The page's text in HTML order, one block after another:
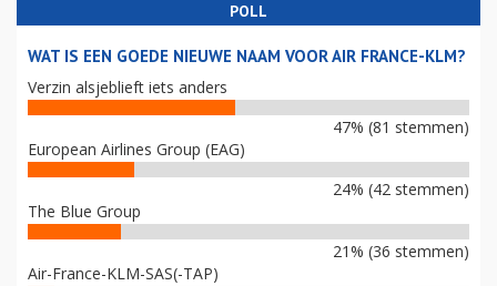
POLL
WAT IS EEN GOEDE NIEUWE NAAM VOOR AIR FRANCE-KLM?
Verzin alsjeblieft iets anders
47% (81 stemmen)
European Airlines Group (EAG)
24% (42 stemmen)
The Blue Group
21% (36 stemmen)
Air-France-KLM-SAS(-TAP)